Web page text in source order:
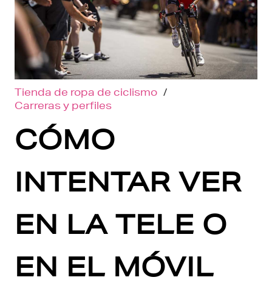
Tienda de ropa de ciclismo /
Carreras y perfiles
CÓMO
INTENTAR VER
EN LA TELE O
EN EL MÓVIL